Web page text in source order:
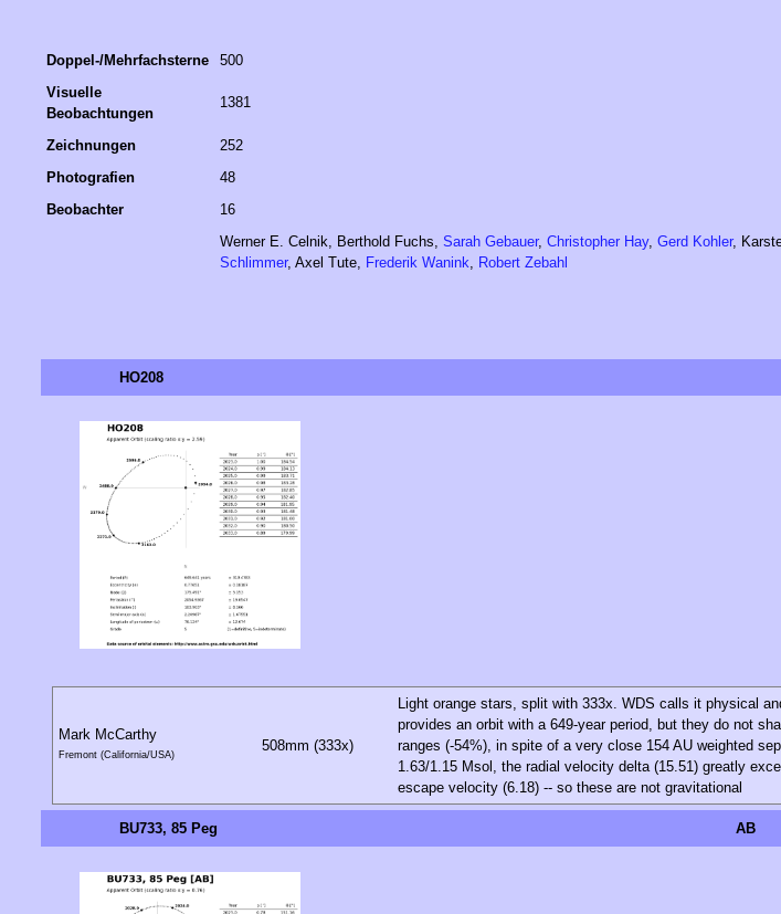
Doppel-/Mehrfachsterne
500
Visuelle
Beobachtungen
1381
Zeichnungen
252
Photografien
48
Beobachter
16
Werner E. Celnik, Berthold Fuchs, Sarah Gebauer, Christopher Hay, Gerd Kohler,
Schlimmer, Axel Tute, Frederik Wanink Robert Zebahl
HO208
Mark McCarthy
Fremont (California/USA)
508mm (333x)
Light orange stars, split with 333x. WDS calls it physical
provides an orbit with a 649-year period, but they do not
ranges (-54%), in spite of a very close 154 AU weighted
1.63/1.15 Msol, the radial velocity delta (15.51) greatly
escape velocity (6.18) -- so these are not gravitational
BU733, 85 Peg AB